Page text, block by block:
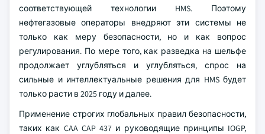
соответствующей технологии HMS. Поэтому
нефтегазовые операторы внедряют эти системы не
только как меру безопасности, но и как вопрос
регулирования. По мере того, как разведка на шельфе
продолжает углубляться и углубляться, спрос на
сильные и интеллектуальные решения для HMS будет
только расти в 2025 году и далее.
Применение строгих глобальных правил безопасности,
таких как CAA CAP 437 и руководящие принципы IOGP,